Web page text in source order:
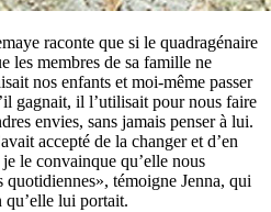
raconte que si le quadragénaire
les membres de sa famille ne
nos enfants et moi-même passer
gagnait, il l’utilisait pour nous faire
envies, sans jamais penser à lui.
accepté de la changer et d’en
le convainque qu’elle nous
témoigne Jenna, qui
qu’elle lui portait.